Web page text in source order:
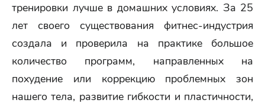
тренировки лучше в домашних условиях. За 25
лет своего существования фитнес-индустрия
создала и проверила на практике большое
количество программ, направленных на
похудение или коррекцию проблемных зон
нашего тела, развитие гибкости и пластичности,